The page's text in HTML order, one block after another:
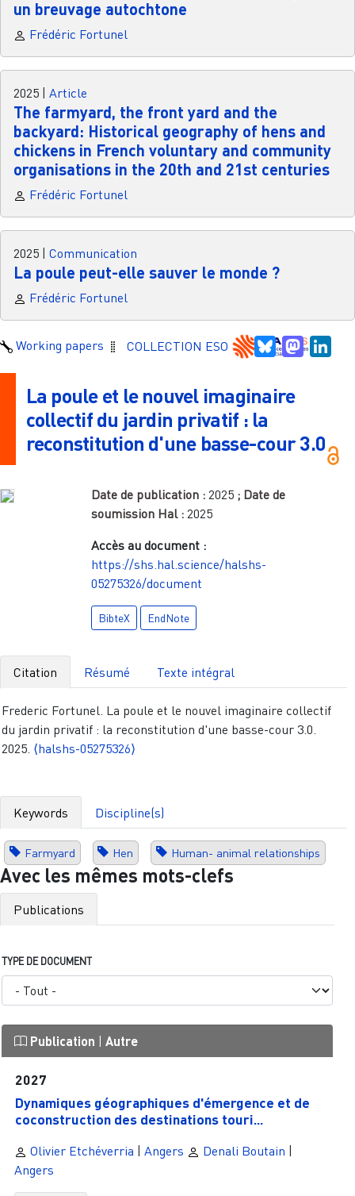
un breuvage autochtone
Frédéric Fortunel
2025 Article
The farmyard, the front yard and the
backyard: Historical geography of hens and
chickens in French voluntary and community
organisations in the 20th and 21st centuries
Frédéric Fortunel
2025 Communication
La poule peut-elle sauver le monde ?
Frédéric Fortunel
Working papers COLLECTION ESO Bluesky
La poule et le nouvel imaginaire
collectif du jardin privatif : la
reconstitution d'une basse-cour 3.0
Date de publication : 2025 ; Date de
soumission Hal : 2025
Accès au document :
https://shs.hal.science/halshs-
05275326/document
BibteX EndNote
Citation Résumé Texte intégral
Frederic Fortunel. La poule et le nouvel imaginaire collectif
du jardin privatif : la reconstitution d'une basse-cour 3.0.
2025. ⟨halshs-05275326⟩
Keywords Discipline(s)
Farmyard Hen Human- animal relationships
Avec les mêmes mots-clefs
Publications
TYPE DE DOCUMENT
Publication | Autre
2027
Dynamiques géographiques d'émergence et de
coconstruction des destinations touri...
Olivier Etchéverria Angers Denali Boutain
Angers